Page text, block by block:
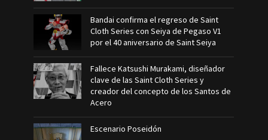
Bandai confirma el regreso de Saint
Cloth Series con Seiya de Pegaso V1
por el 40 aniversario de Saint Seiya
Fallece Katsushi Murakami, diseñador
clave de las Saint Cloth Series y
creador del concepto de los Santos de
Acero
Escenario Poseidón